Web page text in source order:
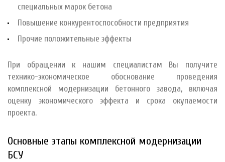
специальных марок бетона
Повышение конкурентоспособности предприятия
Прочие положительные эффекты
При обращении к нашим специалистам Вы получите
технико-экономическое обоснование проведения
комплексной модернизации бетонного завода, включая
оценку экономического эффекта и срока окупаемости
проекта.
Основные этапы комплексной модернизации
БСУ